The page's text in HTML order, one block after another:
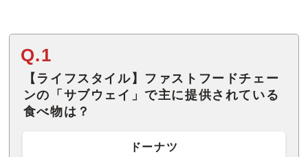
Q.1
【ライフスタイル】ファストフードチェー
ンの「サブウェイ」で主に提供されている
食べ物は？
ドーナツ